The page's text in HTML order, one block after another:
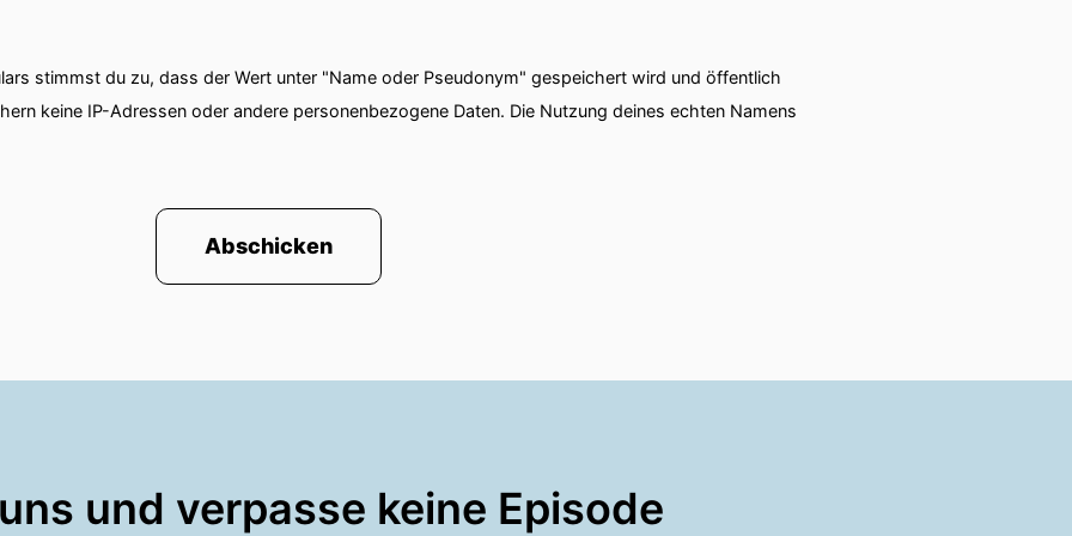
machen jetzt zum Einstieg.
simpel die Frage nennen mir doch mal drei Mythen über den weiblichen
die dir am häufigsten begegnen.
ist am gefährlichsten und darüber darf man ruhig auch mal
stimmst du zu, dass der Wert unter "Name oder Pseudonym" gespeichert wird und öffentlich
keine IP-Adressen oder andere personenbezogene Daten. Die Nutzung deines echten Namens
Abschicken
und verpasse keine Episode